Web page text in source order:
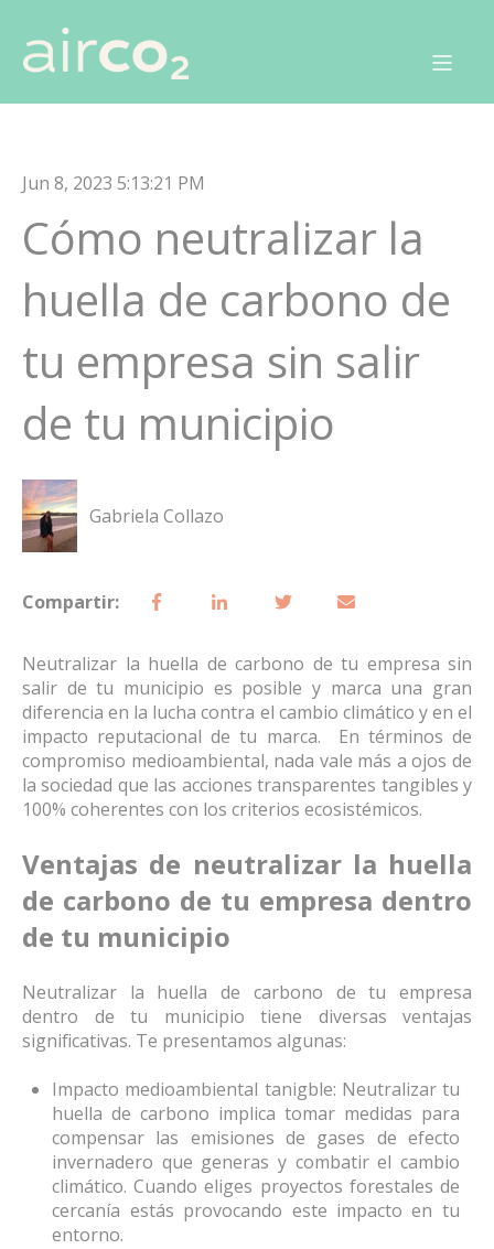
Jun 8, 2023 5:13:21 PM
Cómo neutralizar la
huella de carbono de
tu empresa sin salir
de tu municipio
Gabriela Collazo
Compartir:
Neutralizar la huella de carbono de tu empresa sin
salir de tu municipio es posible y marca una gran
diferencia en la lucha contra el cambio climático y en el
impacto reputacional de tu marca. En términos de
compromiso medioambiental, nada vale más a ojos de
la sociedad que las acciones transparentes tangibles y
100% coherentes con los criterios ecosistémicos.
Ventajas de neutralizar la huella
de carbono de tu empresa dentro
de tu municipio
Neutralizar la huella de carbono de tu empresa
dentro de tu municipio tiene diversas ventajas
significativas. Te presentamos algunas:
Impacto medioambiental tanigble: Neutralizar tu
huella de carbono implica tomar medidas para
compensar las emisiones de gases de efecto
invernadero que generas y combatir el cambio
climático. Cuando eliges proyectos forestales de
cercanía estás provocando este impacto en tu
entorno.